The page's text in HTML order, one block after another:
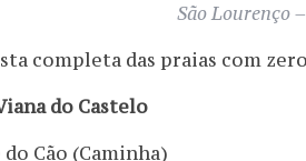
São Lourenço
completa das praias com
do Castelo
Cão (Caminha)